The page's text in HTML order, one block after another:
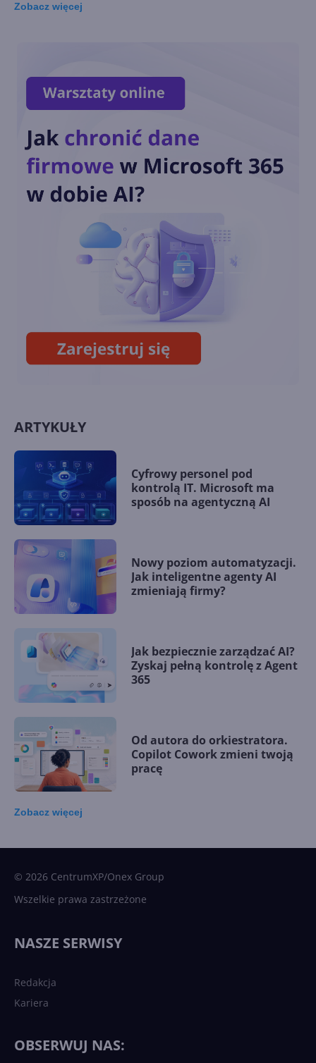
Podpisywanie PDF-ów w
aplikacji Microsoft 365 na
Androida i iOS
SwiftKey na Androida z
przycisku Bing
Nowy Bing dostępny w
SwiftKey Beta
Zobacz więcej
ARTYKUŁY
Cyfrowy personel pod
kontrolą IT. Microsoft ma
sposób na agentyczną AI
Nowy poziom automatyzacji.
Jak inteligentne agenty AI
zmieniają firmy?
Jak bezpiecznie zarządzać AI?
Zyskaj pełną kontrolę z Agent
365
Od autora do orkiestratora.
Copilot Cowork zmieni twoją
pracę
Zobacz więcej
© 2026 CentrumXP/Onex Group
Wszelkie prawa zastrzeżone
NASZE SERWISY
Redakcja
Kariera
OBSERWUJ NAS: